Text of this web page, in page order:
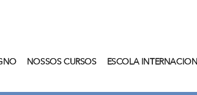
NOSSOS CURSOS ESCOLA